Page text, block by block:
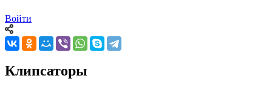
Войти
Клипсаторы